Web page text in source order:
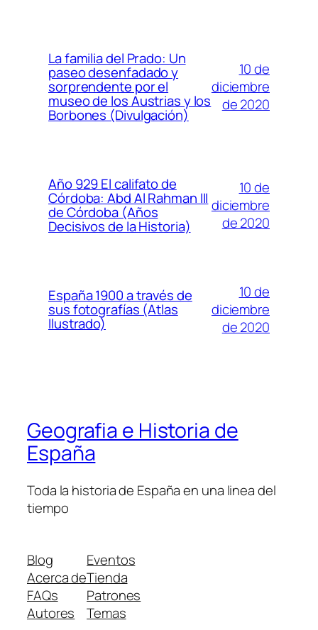
La familia del Prado: Un
paseo desenfadado y
sorprendente por el
museo de los Austrias y los
Borbones (Divulgación)
10 de
diciembre
de 2020
Año 929 El califato de
Córdoba: Abd Al Rahman III
de Córdoba (Años
Decisivos de la Historia)
10 de
diciembre
de 2020
España 1900 a través de
sus fotografías (Atlas
Ilustrado)
10 de
diciembre
de 2020
Geografia e Historia de
España
Toda la historia de España en una linea del
tiempo
Blog
Acerca de
FAQs
Autores
Eventos
Tienda
Patrones
Temas